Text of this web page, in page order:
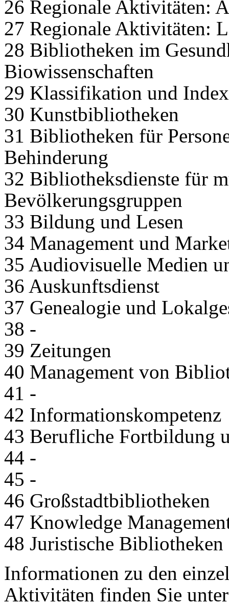
26 Regionale Aktivitäten:
27 Regionale Aktivitäten:
28 Bibliotheken im
Biowissenschaften
29 Klassifikation und
30 Kunstbibliotheken
31 Bibliotheken für
Behinderung
32 Bibliotheksdienste für
Bevölkerungsgruppen
33 Bildung und Lesen
34 Management und
35 Audiovisuelle Medien
36 Auskunftsdienst
37 Genealogie und
38 -
39 Zeitungen
40 Management von
41 -
42 Informationskompetenz
43 Berufliche Fortbildung
44 -
45 -
46 Großstadtbibliotheken
47 Knowledge
48 Juristische Bibliotheken
Informationen zu den
Aktivitäten finden Sie unter